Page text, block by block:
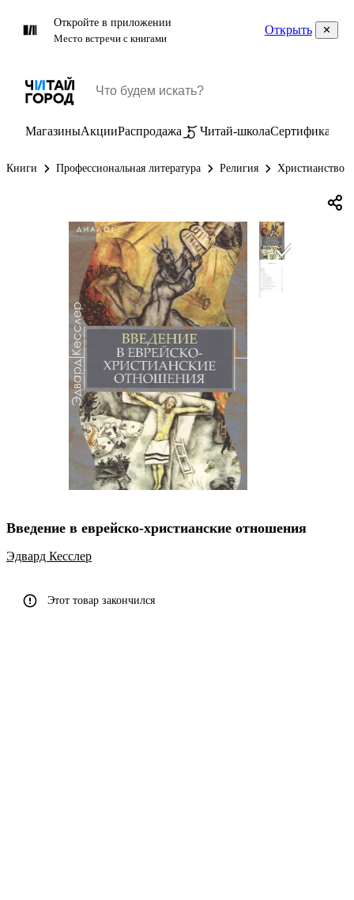
Откройте в приложении
Место встречи с книгами
Открыть
МагазиныАкцииРаспродажа Читай-школаСертификаты
Книги Профессиональная литература Религия Христианство
Введение в еврейско-христианские отношения
Эдвард Кесслер
Этот товар закончился